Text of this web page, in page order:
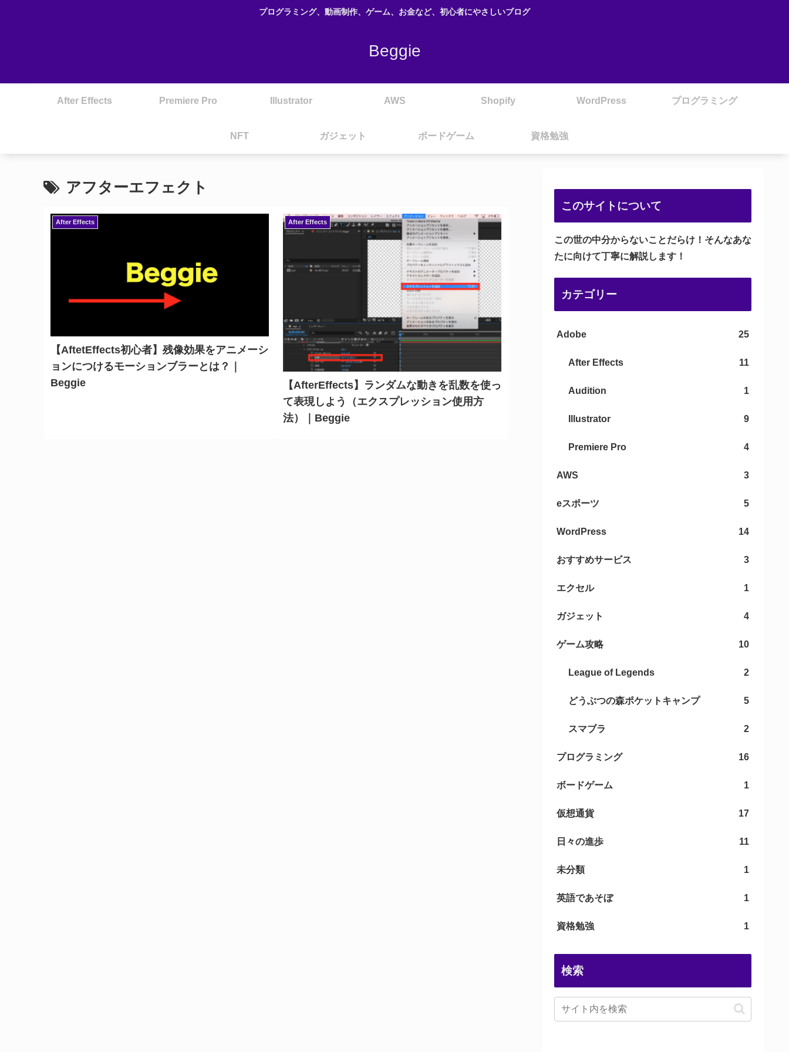
プログラミング、動画制作、ゲーム、お金など、初心者にやさしいブログ
Beggie
After Effects Premiere Pro Illustrator AWS Shopify WordPress プログラミング
NFT ガジェット ボードゲーム 資格勉強
アフターエフェクト
After Effects
【AftetEffects初心者】残像効果をアニメーシ
ョンにつけるモーションブラーとは？｜
Beggie
After Effects
【AfterEffects】ランダムな動きを乱数を使っ
て表現しよう（エクスプレッション使用方
法）｜Beggie
このサイトについて
この世の中分からないことだらけ！そんなあな
たに向けて丁寧に解説します！
カテゴリー
Adobe 25
After Effects 11
Audition 1
Illustrator 9
Premiere Pro 4
AWS 3
eスポーツ 5
WordPress 14
おすすめサービス 3
エクセル 1
ガジェット 4
ゲーム攻略 10
League of Legends 2
どうぶつの森ポケットキャンプ 5
スマブラ 2
プログラミング 16
ボードゲーム 1
仮想通貨 17
日々の進歩 11
未分類 1
英語であそぼ 1
資格勉強 1
検索